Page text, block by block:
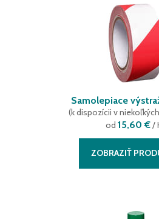
Samolepiace
(k dispozícii v
od 15,60 €/
ZOBRAZIŤ